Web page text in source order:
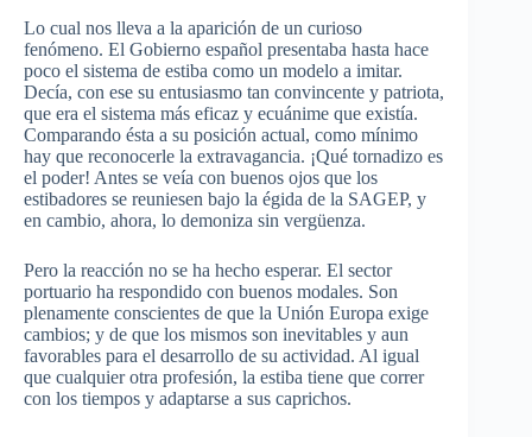
Lo cual nos lleva a la aparición de un curioso
fenómeno. El Gobierno español presentaba hasta hace
poco el sistema de estiba como un modelo a imitar.
Decía, con ese su entusiasmo tan convincente y patriota,
que era el sistema más eficaz y ecuánime que existía.
Comparando ésta a su posición actual, como mínimo
hay que reconocerle la extravagancia. ¡Qué tornadizo es
el poder! Antes se veía con buenos ojos que los
estibadores se reuniesen bajo la égida de la SAGEP, y
en cambio, ahora, lo demoniza sin vergüenza.
Pero la reacción no se ha hecho esperar. El sector
portuario ha respondido con buenos modales. Son
plenamente conscientes de que la Unión Europa exige
cambios; y de que los mismos son inevitables y aun
favorables para el desarrollo de su actividad. Al igual
que cualquier otra profesión, la estiba tiene que correr
con los tiempos y adaptarse a sus caprichos.